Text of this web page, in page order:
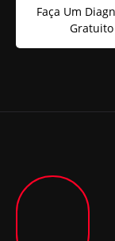
Faça Um
Gratuito